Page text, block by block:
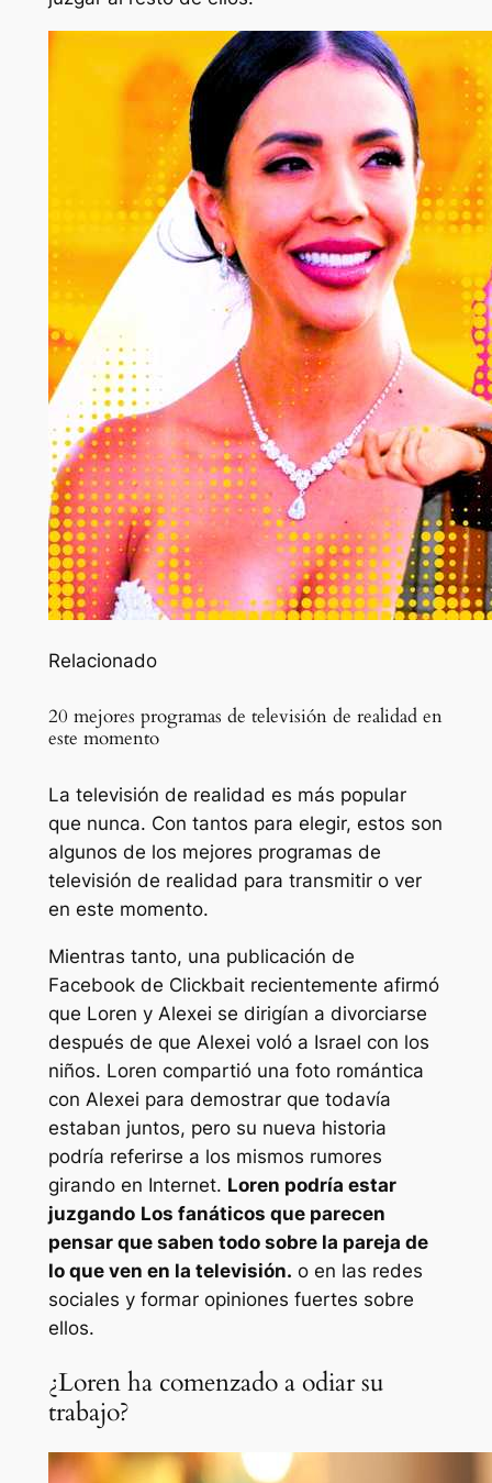
Relacionado
20 mejores programas de televisión de realidad en
este momento
La televisión de realidad es más popular
que nunca. Con tantos para elegir, estos son
algunos de los mejores programas de
televisión de realidad para transmitir o ver
en este momento.
Mientras tanto, una publicación de
Facebook de Clickbait recientemente afirmó
que Loren y Alexei se dirigían a divorciarse
después de que Alexei voló a Israel con los
niños. Loren compartió una foto romántica
con Alexei para demostrar que todavía
estaban juntos, pero su nueva historia
podría referirse a los mismos rumores
girando en Internet. Loren podría estar
juzgando Los fanáticos que parecen
pensar que saben todo sobre la pareja de
lo que ven en la televisión. o en las redes
sociales y formar opiniones fuertes sobre
ellos.
¿Loren ha comenzado a odiar su
trabajo?